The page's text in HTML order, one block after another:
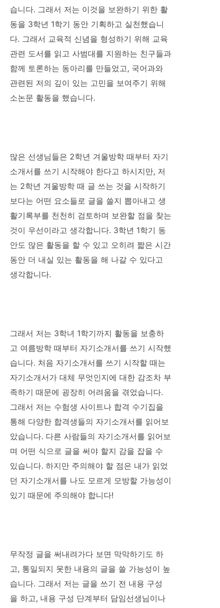
습니다. 그래서 저는 이것을 보완하기 위한 활
동을 3학년 1학기 동안 기획하고 실천했습니
다. 그래서 교육적 신념을 형성하기 위해 교육
관련 도서를 읽고 사범대를 지원하는 친구들과
함께 토론하는 동아리를 만들었고, 국어과와
관련된 저의 깊이 있는 고민을 보여주기 위해
소논문 활동을 했습니다.
많은 선생님들은 2학년 겨울방학 때부터 자기
소개서를 쓰기 시작해야 한다고 하시지만, 저
는 2학년 겨울방학 때 글 쓰는 것을 시작하기
보다는 어떤 요소들로 글을 쓸지 뽑아내고 생
활기록부를 천천히 검토하며 보완할 점을 찾는
것이 우선이라고 생각합니다. 3학년 1학기 동
안도 많은 활동을 할 수 있고 오히려 짧은 시간
동안 더 내실 있는 활동을 해 나갈 수 있다고
생각합니다.
그래서 저는 3학녀 1학기까지 활동을 보충하
고 여름방학 때부터 자기소개서를 쓰기 시작했
습니다. 처음 자기소개서를 쓰기 시작할 때는
자기소개서가 대체 무엇인지에 대한 감조차 부
족하기 때문에 굉장히 어려움을 겪었습니다.
그래서 저는 수험생 사이트나 합격 수기집을
통해 다양한 합격생들의 자기소개서를 읽어보
았습니다. 다른 사람들의 자기소개서를 읽어보
며 어떤 식으로 글을 써야 할지 감을 잡을 수
있습니다. 하지만 주의해야 할 점은 내가 읽었
던 자기소개서를 나도 모르게 모방할 가능성이
있기 때문에 주의해야 합니다!
무작정 글을 써내려가다 보면 막막하기도 하
고, 통일되지 못한 내용의 글을 쓸 가능성이 높
습니다. 그래서 저는 글을 쓰기 전 내용 구성
을 하고, 내용 구성 단계부터 담임선생님이나